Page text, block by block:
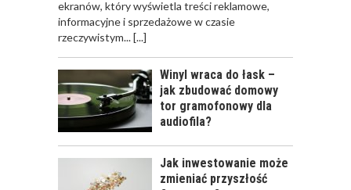
ekranów, który wyświetla treści reklamowe,
informacyjne i sprzedażowe w czasie
rzeczywistym...[...]
Winyl wraca do łask –
jak zbudować domowy
tor gramofonowy dla
audiofila?
Jak inwestowanie może
zmieniać przyszłość